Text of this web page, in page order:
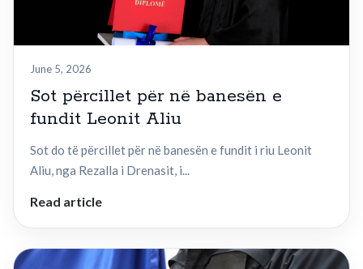
June 5, 2026
Sot përcillet për në banesën e
fundit Leonit Aliu
Sot do të përcillet për në banesën e fundit i riu Leonit
Aliu, nga Rezalla i Drenasit, i...
Read article